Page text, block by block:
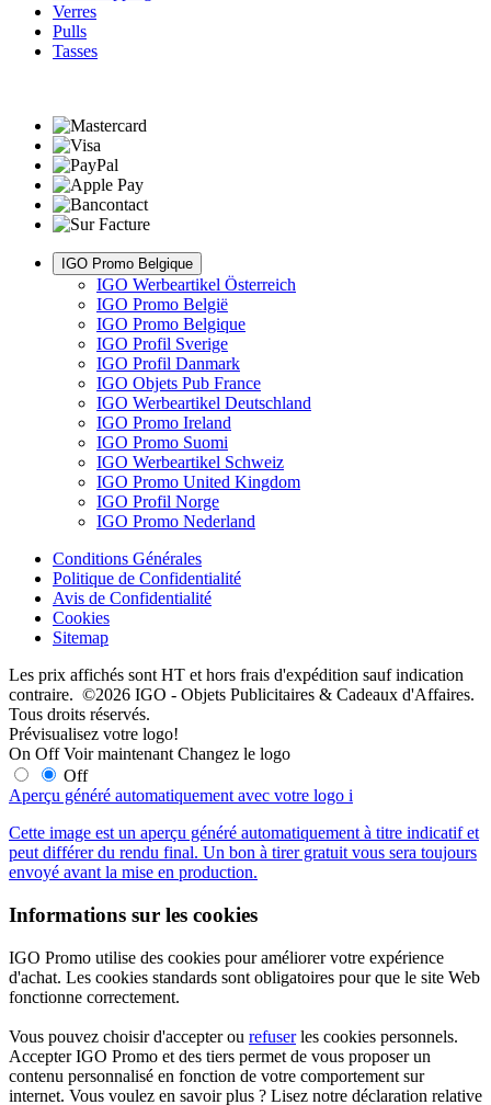
Verres
Pulls
Tasses
IGO Promo Belgique
IGO Werbeartikel Österreich
IGO Promo België
IGO Promo Belgique
IGO Profil Sverige
IGO Profil Danmark
IGO Objets Pub France
IGO Werbeartikel Deutschland
IGO Promo Ireland
IGO Promo Suomi
IGO Werbeartikel Schweiz
IGO Promo United Kingdom
IGO Profil Norge
IGO Promo Nederland
Conditions Générales
Politique de Confidentialité
Avis de Confidentialité
Cookies
Sitemap
Les prix affichés sont HT et hors frais d'expédition sauf indication
contraire. ©2026 IGO - Objets Publicitaires & Cadeaux d'Affaires.
Tous droits réservés.
Prévisualisez votre logo!
On Off Voir maintenant Changez le logo
Off
Aperçu généré automatiquement avec votre logo i
Cette image est un aperçu généré automatiquement à titre indicatif et
peut différer du rendu final. Un bon à tirer gratuit vous sera toujours
envoyé avant la mise en production.
Informations sur les cookies
IGO Promo utilise des cookies pour améliorer votre expérience
d'achat. Les cookies standards sont obligatoires pour que le site Web
fonctionne correctement.
Vous pouvez choisir d'accepter ou refuserles cookies personnels.
Accepter IGO Promo et des tiers permet de vous proposer un
contenu personnalisé en fonction de votre comportement sur
internet. Vous voulez en savoir plus ? Lisez notre déclaration relative